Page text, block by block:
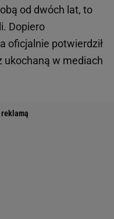
od dwóch lat, to
Dopiero
oficjalnie potwierdził
ukochaną w mediach